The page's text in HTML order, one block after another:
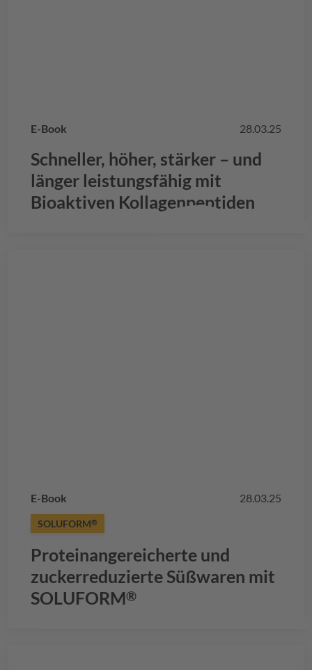
E-Book 28.03.25
Schneller, höher, stärker – und
länger leistungsfähig mit
Bioaktiven Kollagenpeptiden
E-Book 28.03.25
SOLUFORM®
Proteinangereicherte und
zuckerreduzierte Süßwaren mit
SOLUFORM®